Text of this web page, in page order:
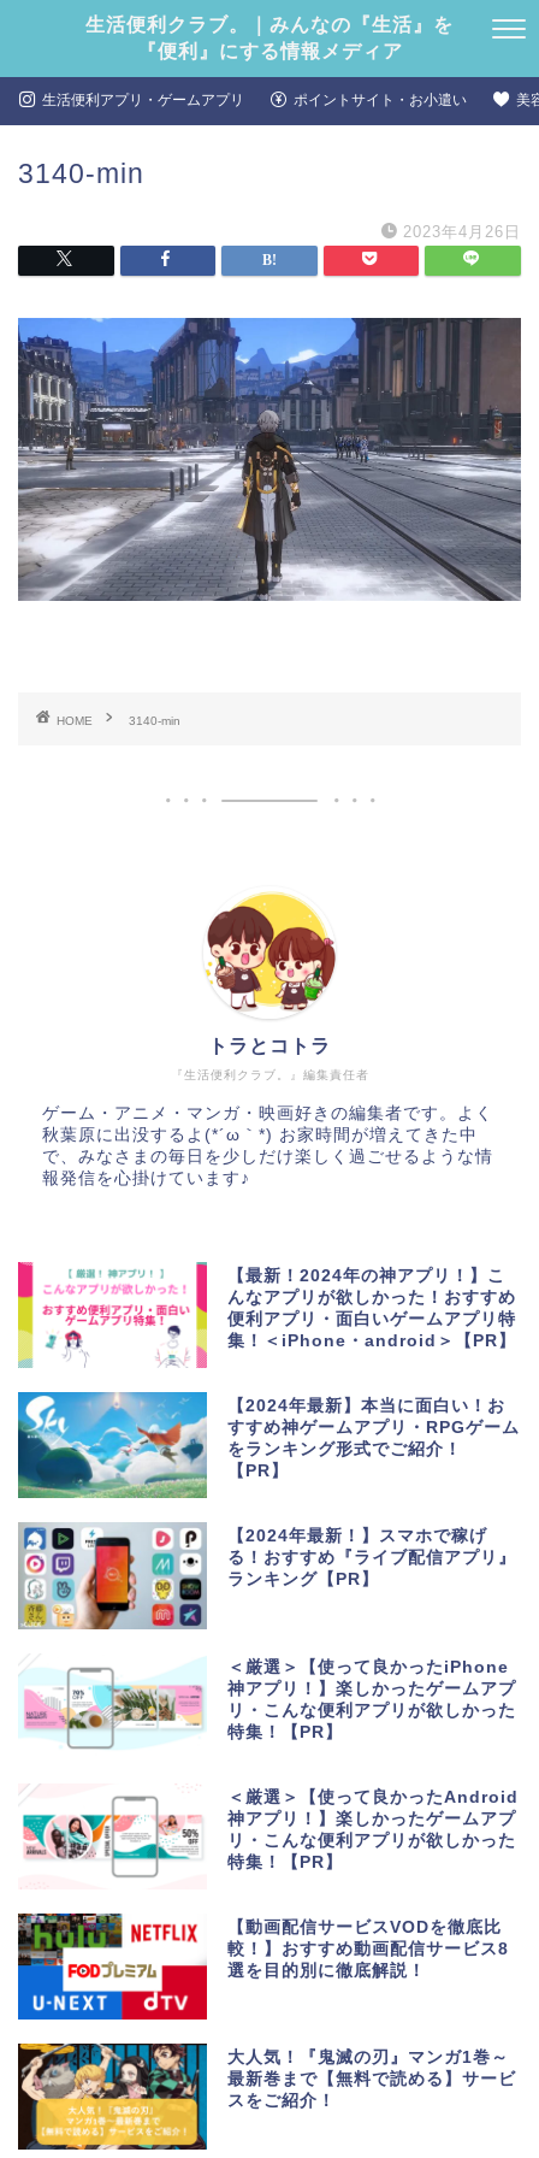
生活便利クラブ。｜みんなの『生活』を
『便利』にする情報メディア
生活便利アプリ・ゲームアプリ ポイントサイト・お小遣い 美
3140-min
2023年4月26日
HOME 3140-min
『生活便利クラブ。』編集責任者
トラとコトラ
ゲーム・アニメ・マンガ・映画好きの編集者です。よく
秋葉原に出没するよ(*´ω｀*) お家時間が増えてきた中
で、みなさまの毎日を少しだけ楽しく過ごせるような情
報発信を心掛けています♪
【最新！2024年の神アプリ！】こ
んなアプリが欲しかった！おすすめ
便利アプリ・面白いゲームアプリ特
集！＜iPhone・android＞【PR】
【2024年最新】本当に面白い！お
すすめ神ゲームアプリ・RPGゲーム
をランキング形式でご紹介！
【PR】
【2024年最新！】スマホで稼げ
る！おすすめ『ライブ配信アプリ』
ランキング【PR】
＜厳選＞【使って良かったiPhone
神アプリ！】楽しかったゲームアプ
リ・こんな便利アプリが欲しかった
特集！【PR】
＜厳選＞【使って良かったAndroid
神アプリ！】楽しかったゲームアプ
リ・こんな便利アプリが欲しかった
特集！【PR】
【動画配信サービスVODを徹底比
較！】おすすめ動画配信サービス8
選を目的別に徹底解説！
大人気！『鬼滅の刃』マンガ1巻～
最新巻まで【無料で読める】サービ
スをご紹介！